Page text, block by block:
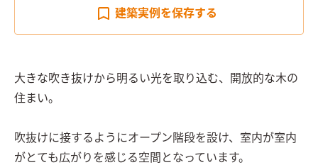
建築実例を保存する
大きな吹き抜けから明るい光を取り込む、開放的な木の
住まい。
吹抜けに接するようにオープン階段を設け、室内が室内
がとても広がりを感じる空間となっています。